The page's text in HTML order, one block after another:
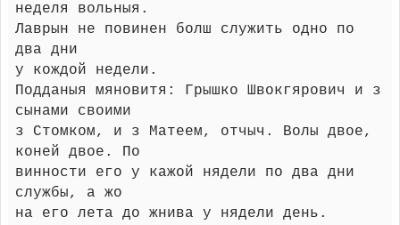
неделя вольныя.
Лаврын не повинен болш служить одно по
два дни
у кождой недели.
Подданыя мяновитя: Грышко Швокгярович и з
сынами своими
з Стомком, и з Матеем, отчыч. Волы двое,
коней двое. По
винности его у кажой нядели по два дни
службы, а жо
на его лета до жнива у нядели день.